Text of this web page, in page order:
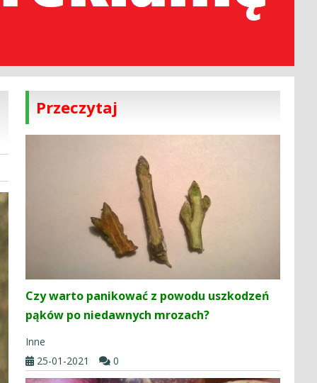
Przeczytaj
Czy warto panikować z powodu uszkodzeń
pąków po niedawnych mrozach?
Inne
25-01-2021
0